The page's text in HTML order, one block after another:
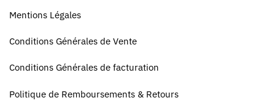
Mentions Légales
Conditions Générales de Vente
Conditions Générales de facturation
Politique de Remboursements & Retours